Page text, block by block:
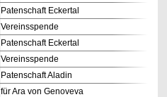
Patenschaft Eckertal
Vereinsspende
Patenschaft Eckertal
Vereinsspende
Patenschaft Aladin
für Ara von Genoveva